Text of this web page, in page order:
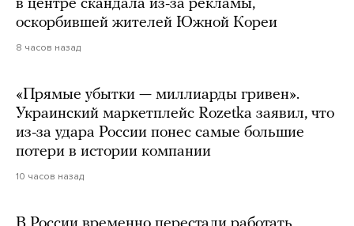
в центре скандала из-за рекламы,
оскорбившей жителей Южной Кореи
8 часов назад
«Прямые убытки — миллиарды гривен».
Украинский маркетплейс Rozetka заявил, что
из-за удара России понес самые большие
потери в истории компании
10 часов назад